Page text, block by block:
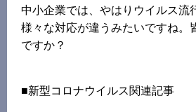
中小企業では、やはりウイルス流
様々な対応が違うみたいですね。
ですか？
■新型コロナウイルス関連記事